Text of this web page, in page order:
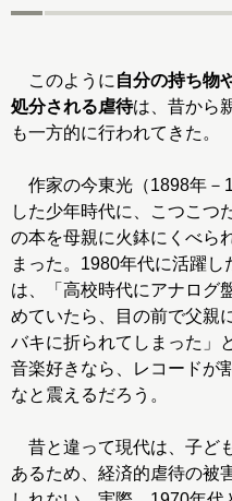
このように 自分の持ち物
処分される虐待は、昔から
も一方的に行われてきた。
作家の今東光（1898年－
した少年時代に、こつこつ
の本を母親に火鉢にくべら
まった。1980年代に活躍し
は、「高校時代にアナログ
めていたら、目の前で父親
バキに折られてしまった」
音楽好きなら、レコードが
なと震えるだろう。
昔と違って現代は、子ど
あるため、経済的虐待の被